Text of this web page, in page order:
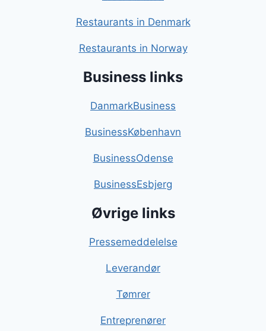
Restaurants in Denmark
Restaurants in Norway
Business links
DanmarkBusiness
BusinessKøbenhavn
BusinessOdense
BusinessEsbjerg
Øvrige links
Pressemeddelelse
Leverandør
Tømrer
Entreprenører